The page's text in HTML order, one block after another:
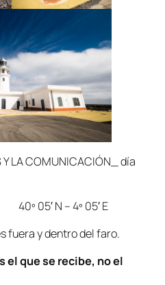
Y LA COMUNICACIÓN_ día
40º 05′ N – 4º 05′ E
fuera y dentro del faro.
el que se recibe, no el